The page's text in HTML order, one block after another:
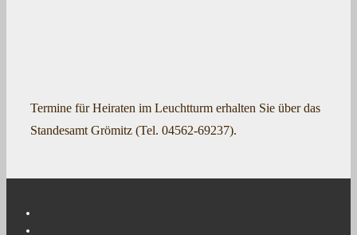
Termine für Heiraten im Leuchtturm erhalten Sie über das
Standesamt Grömitz (Tel. 04562-69237).